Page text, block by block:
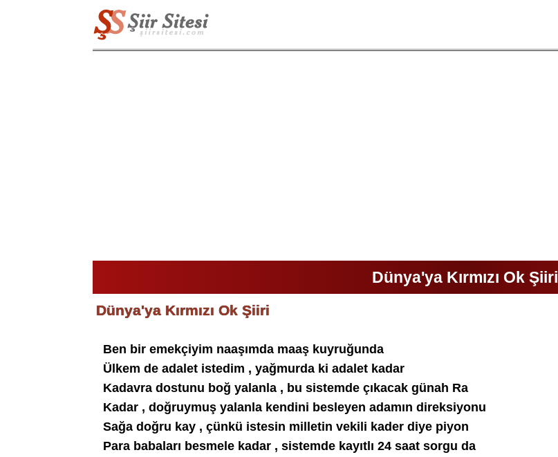
Dünya'ya Kırmızı Ok Şiiri
Dünya'ya Kırmızı Ok Şiiri
Ben bir emekçiyim naaşımda maaş kuyruğunda
Ülkem de adalet istedim , yağmurda ki adalet kadar
Kadavra dostunu boğ yalanla , bu sistemde çıkacak günah Ra
Kadar , doğruymuş yalanla kendini besleyen adamın direksiyonu
Sağa doğru kay , çünkü istesin milletin vekili kader diye piyon
Para babaları besmele kadar , sistemde kayıtlı 24 saat sorgu da